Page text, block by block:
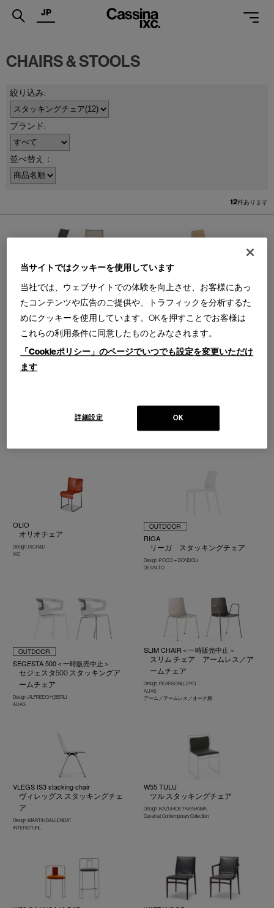
.
SERVICES
PROJECTS
MAGAZINE
SUPPORT
ONLINE STORE
JP
CHAIRS & STOOLS
並べ替え：
12件あります
HIGHFRAME＜一時販売中止＞
ハイフレーム スタッキングチェ
ア
Design : ALBERTO MEDA
アーム／アームレス
KAYAK＜一時販売中止＞
カヤック スタッキングチェア
Design : PATRICK NORGUET
コキ スタッキングアームチェア
MEMBRANE
メンブレン スタッキングチェア
OLIO
オリオチェア
Design : IXC R&D
IXC
RIGA
リーガ スタッキングチェア
Design : POCCI＋DONDOLI
DESALTO
SEGESTA 500＜一時販売中止＞
セジェスタ500 スタッキングア
ームチェア
Design : ALFREDO H_BERLI
ALIAS
SLIM CHAIR＜一時販売中止＞
スリム チェア アームレス／ア
ームチェア
Design : PEARSONLLOYD
ALIAS
アーム／アームレス／オーク脚
VLEGS IS3 stacking chair
ヴィレッグス スタッキングチェ
ア
Design : MARTIN BALLENDAT
INTERSTUHL
W55 TULU
ツル スタッキングチェア
Design : KAZUHIDE TAKAHAMA
Cassina | Contemporary Collection
当サイトではクッキーを使用しています
当社では、ウェブサイトでの体験を向上させ、お客様にあっ
たコンテンツや広告のご提供や、トラフィックを分析するた
めにクッキーを使用しています。OKを押すことでお客様は
これらの利用条件に同意したものとみなされます。
「Cookieポリシー」のページでいつでも設定を変更いただけ
ます
OK
詳細設定